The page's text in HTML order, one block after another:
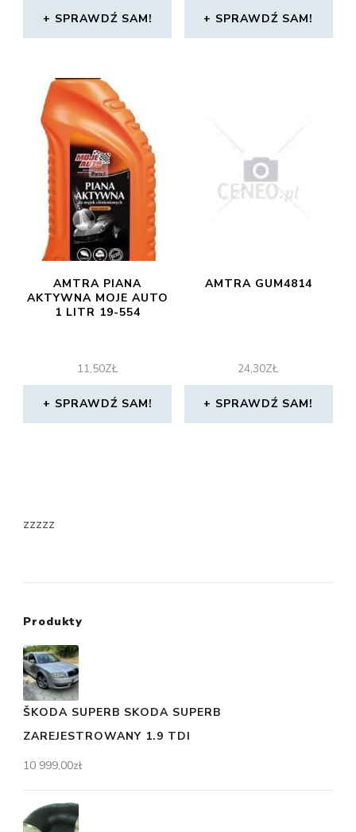
SPRAWDŹ SAM! SPRAWDŹ SAM!
AMTRA PIANA
AKTYWNA MOJE AUTO
1 LITR 19-554
11,50ZŁ
SPRAWDŹ SAM!
AMTRA GUM4814
24,30ZŁ
SPRAWDŹ SAM!
zzzzz
Produkty
ŠKODA SUPERB SKODA SUPERB
ZAREJESTROWANY 1.9 TDI
10 999,00zł